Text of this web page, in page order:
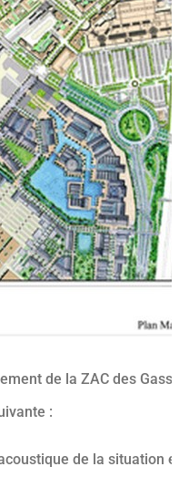
de la ZAC des
:
de la situation